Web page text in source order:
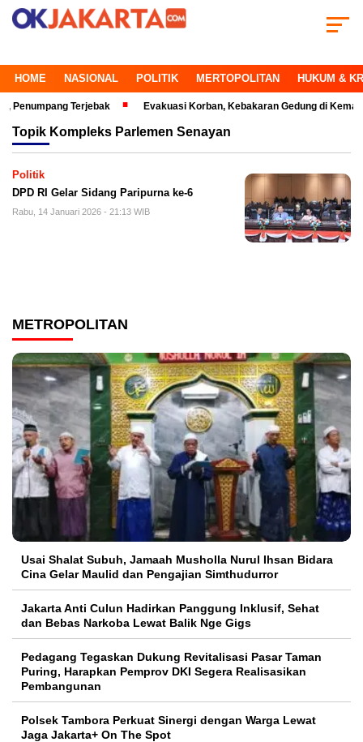
HOME NASIONAL POLITIK MERTOPOLITAN HUKUM &
Terjebak Evakuasi Korban, Kebakaran Gedung di Kemayoran
Topik Kompleks Parlemen Senayan
Politik
DPD RI Gelar Sidang Paripurna ke-6
Rabu, 14 Januari 2026 - 21:13 WIB
METROPOLITAN
Usai Shalat Subuh, Jamaah Musholla Nurul Ihsan Bidara
Cina Gelar Maulid dan Pengajian Simthudurror
Jakarta Anti Culun Hadirkan Panggung Inklusif, Sehat
dan Bebas Narkoba Lewat Balik Nge Gigs
Pedagang Tegaskan Dukung Revitalisasi Pasar Taman
Puring, Harapkan Pemprov DKI Segera Realisasikan
Pembangunan
Polsek Tambora Perkuat Sinergi dengan Warga Lewat
Jaga Jakarta+ On The Spot